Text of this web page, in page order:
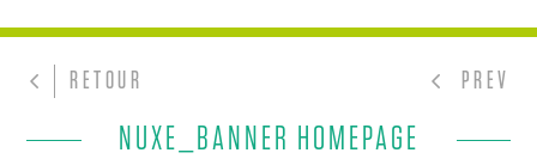
RETOUR PREV
NUXE_BANNER HOMEPAGE